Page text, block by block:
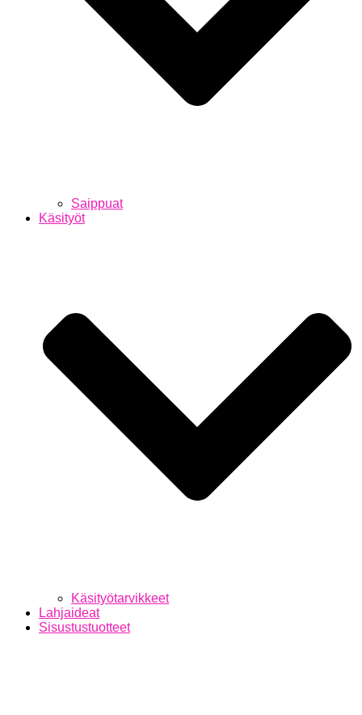
Saippuat
Käsityöt
Käsityötarvikkeet
Lahjaideat
Sisustustuotteet